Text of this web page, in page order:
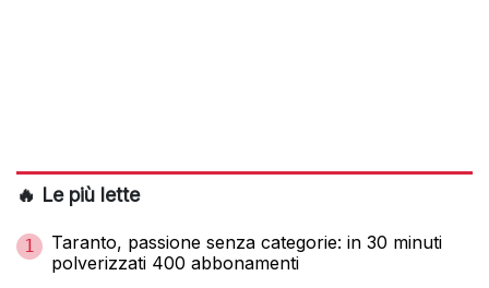
🔥 Le più lette
1
Taranto, passione senza categorie: in 30 minuti
polverizzati 400 abbonamenti